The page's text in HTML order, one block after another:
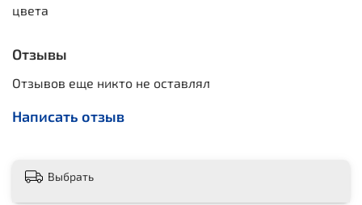
цвета
Отзывы
Отзывов еще никто не оставлял
Написать отзыв
Выбрать